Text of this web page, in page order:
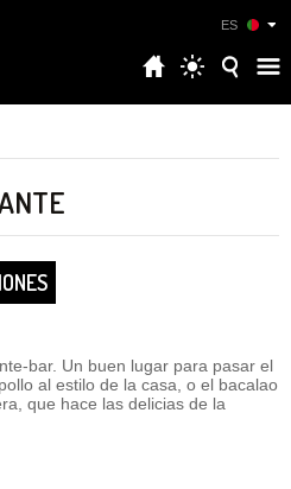
ES
bar. Un buen lugar para pasar el
al estilo de la casa, o el bacalao
que hace las delicias de la